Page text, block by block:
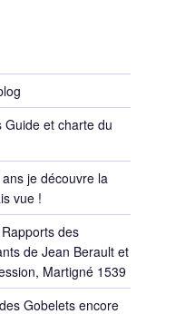
Guide et charte du
je découvre la
vue !
Rapports des
de Jean Berault et
Martigné 1539
Gobelets encore